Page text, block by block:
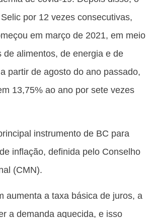
por 12 vezes consecutivas,
em março de 2021, em meio
de alimentos, de energia e de
partir de agosto do ano passado,
13,75% ao ano por sete vezes
instrumento de BC para
inflação, definida pelo Conselho
(CMN).
aumenta a taxa básica de juros, a
a demanda aquecida, e isso